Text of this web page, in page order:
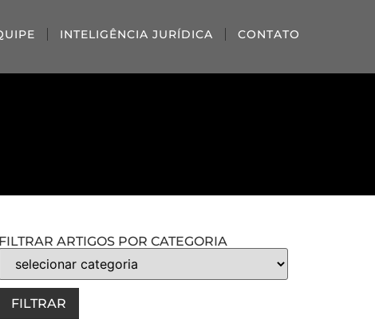
INTELIGÊNCIA JURÍDICA CONTATO
FILTRAR ARTIGOS POR CATEGORIA
FILTRAR